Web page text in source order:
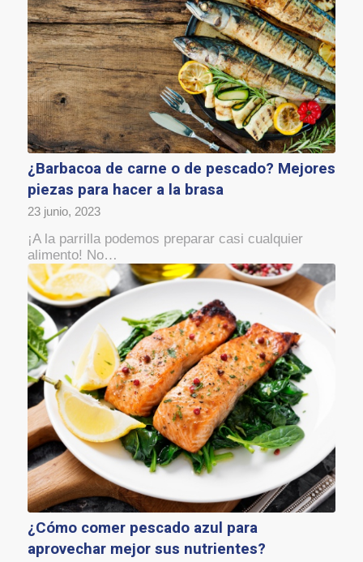
¿Barbacoa de carne o de pescado? Mejores
piezas para hacer a la brasa
23 junio, 2023
¡A la parrilla podemos preparar casi cualquier
alimento! No…
¿Cómo comer pescado azul para
aprovechar mejor sus nutrientes?